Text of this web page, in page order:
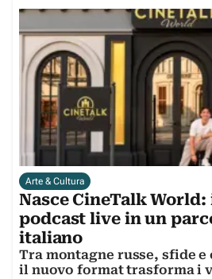
Arte & Cultura
Nasce CineTalk
podcast live in un
italiano
Tra montagne russe, sfide
il nuovo format trasforma i